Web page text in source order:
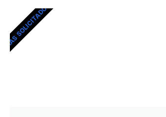
MÁS SOLICITADOS